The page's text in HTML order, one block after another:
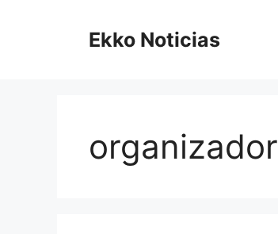
Ekko Noticias
organizador